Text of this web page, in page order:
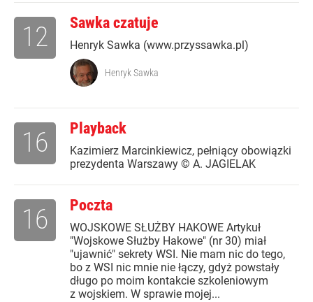
Sawka czatuje
Henryk Sawka (www.przyssawka.pl)
12
Henryk Sawka
Playback
Kazimierz Marcinkiewicz, pełniący obowiązki
prezydenta Warszawy © A. JAGIELAK
16
Poczta
WOJSKOWE SŁUŻBY HAKOWE Artykuł
"Wojskowe Służby Hakowe" (nr 30) miał
"ujawnić" sekrety WSI. Nie mam nic do tego,
bo z WSI nic mnie nie łączy, gdyż powstały
długo po moim kontakcie szkoleniowym
z wojskiem. W sprawie mojej...
16